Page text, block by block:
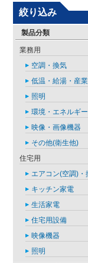
絞り込み
製品分類
業務用
空調・換気
低温・給湯・産
照明
環境・エネルギー
映像・画像機器
その他(衛生他)
住宅用
エアコン(空調)・
キッチン家電
生活家電
住宅用設備
映像機器
照明